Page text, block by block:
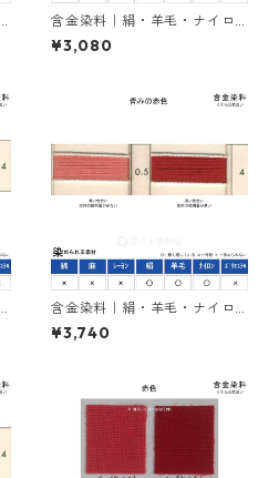
含金染料｜絹・羊毛・ナイロ
ンを染める｜100g｜イレミア
ブラックBG（青みの黒色）
¥3,080
含金染料｜絹・羊毛・ナイロ
ンを染める｜100g｜カヤカラ
ンレットGLW（赤色）
¥3,740